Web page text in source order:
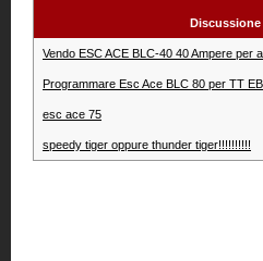
Discussione
Vendo ESC ACE BLC-40 40 Ampere per
Programmare Esc Ace BLC 80 per TT
esc ace 75
speedy tiger oppure thunder tiger!!!!!!!!!!